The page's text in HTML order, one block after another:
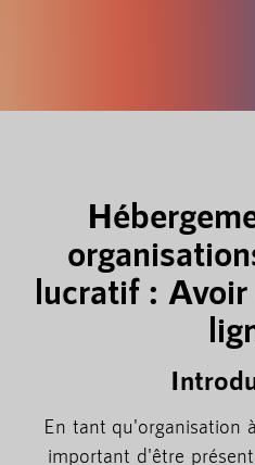
lucratif :
En tant qu'organisation
important d'être